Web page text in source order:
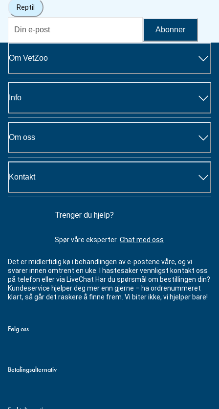
Reptil
Abonner
Om VetZoo
Info
Om oss
Kontakt
Trenger du hjelp?
Spør våre eksperter. Chat med oss
Det er midlertidig kø i behandlingen av e-postene våre, og vi
svarer innen omtrent en uke. I hastesaker vennligst kontakt oss
på telefon eller via LiveChat Har du spørsmål om bestillingen din?
Kundeservice hjelper deg mer enn gjerne – ha ordrenummeret
klart, så går det raskere å finne frem. Vi biter ikke, vi hjelper bare!
Følg oss
Betalingsalternativ